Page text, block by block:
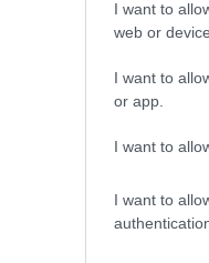
I want to
web or
I want to
or app.
I want to
I want to